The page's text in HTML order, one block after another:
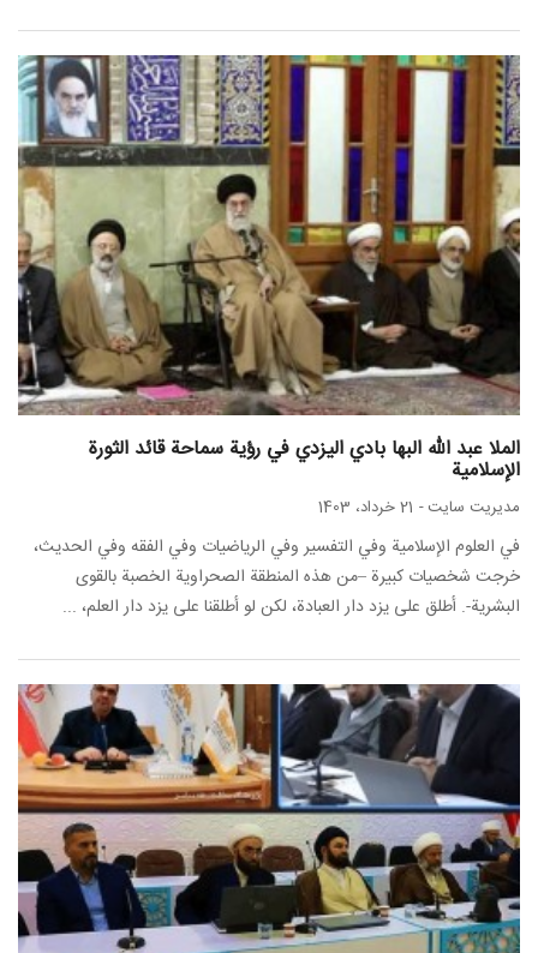
الملا عبد الله البها بادي اليزدي في رؤية سماحة قائد الثورة
الإسلامية
مدیریت سایت- 21 خرداد، 1403
في العلوم الإسلامية وفي التفسير وفي الرياضيات وفي الفقه وفي الحديث،
خرجت شخصيات كبيرة –من هذه المنطقة الصحراوية الخصبة بالقوى
البشرية-. أطلق على يزد دار العبادة، لكن لو أطلقنا على يزد دار العلم، ...